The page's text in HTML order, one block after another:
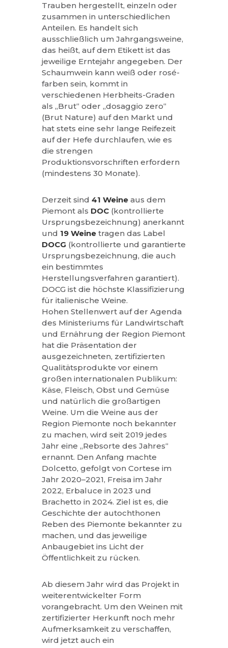
Trauben hergestellt, einzeln oder
zusammen in unterschiedlichen
Anteilen. Es handelt sich
ausschließlich um Jahrgangsweine,
das heißt, auf dem Etikett ist das
jeweilige Erntejahr angegeben. Der
Schaumwein kann weiß oder rosé-
farben sein, kommt in
verschiedenen Herbheits-Graden
als „Brut“ oder „dosaggio zero“
(Brut Nature) auf den Markt und
hat stets eine sehr lange Reifezeit
auf der Hefe durchlaufen, wie es
die strengen
Produktionsvorschriften erfordern
(mindestens 30 Monate).
Derzeit sind41 Weine aus dem
Piemont als DOC (kontrollierte
Ursprungsbezeichnung) anerkannt
und 19 Weinetragen das Label
DOCG (kontrollierte und garantierte
Ursprungsbezeichnung, die auch
ein bestimmtes
Herstellungsverfahren garantiert).
DOCG ist die höchste Klassifizierung
für italienische Weine.
Hohen Stellenwert auf der Agenda
des Ministeriums für Landwirtschaft
und Ernährung der Region Piemont
hat die Präsentation der
ausgezeichneten, zertifizierten
Qualitätsprodukte vor einem
großen internationalen Publikum:
Käse, Fleisch, Obst und Gemüse
und natürlich die großartigen
Weine. Um die Weine aus der
Region Piemonte noch bekannter
zu machen, wird seit 2019 jedes
Jahr eine „Rebsorte des Jahres“
ernannt. Den Anfang machte
Dolcetto, gefolgt von Cortese im
Jahr 2020–2021, Freisa im Jahr
2022, Erbaluce in 2023 und
Brachetto in 2024. Ziel ist es, die
Geschichte der autochthonen
Reben des Piemonte bekannter zu
machen, und das jeweilige
Anbaugebiet ins Licht der
Öffentlichkeit zu rücken.
Ab diesem Jahr wird das Projekt in
weiterentwickelter Form
vorangebracht. Um den Weinen mit
zertifizierter Herkunft noch mehr
Aufmerksamkeit zu verschaffen,
wird jetzt auch ein